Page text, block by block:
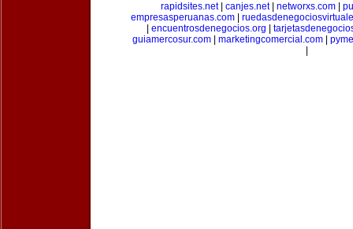
rapidsites.net| canjes.net| networxs.com
empresasperuanas.com
encuentrosdenegocios.org
guiamercosur.com| marketingcomercial.com|